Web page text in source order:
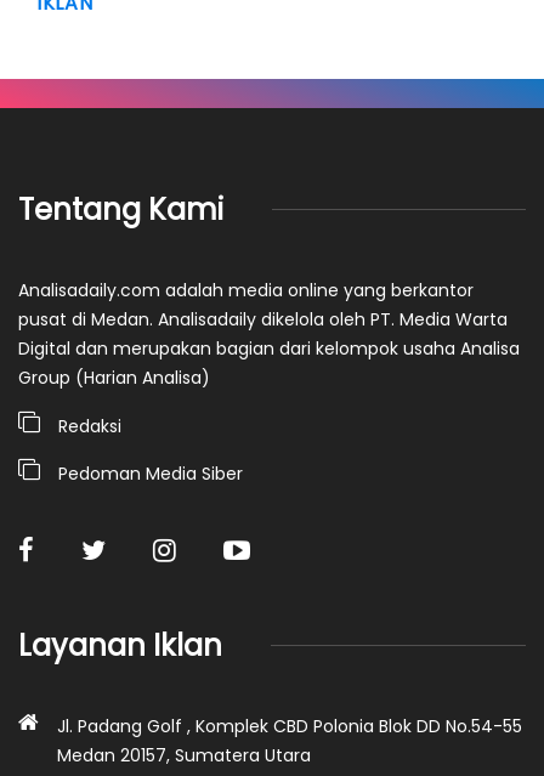
Tentang Kami
Analisadaily.com adalah media online yang berkantor
pusat di Medan. Analisadaily dikelola oleh PT. Media Warta
Digital dan merupakan bagian dari kelompok usaha Analisa
Group (Harian Analisa)
Redaksi
Pedoman Media Siber
Layanan Iklan
Jl. Padang Golf , Komplek CBD Polonia Blok DD No.54-55
Medan 20157, Sumatera Utara